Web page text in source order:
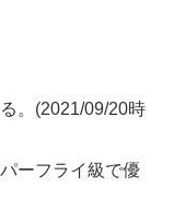
。(2021/09/20時
ーフライ級で優